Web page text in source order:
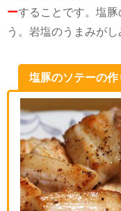
ーすることです。塩
う。岩塩のうまみが
塩豚のソテーの作